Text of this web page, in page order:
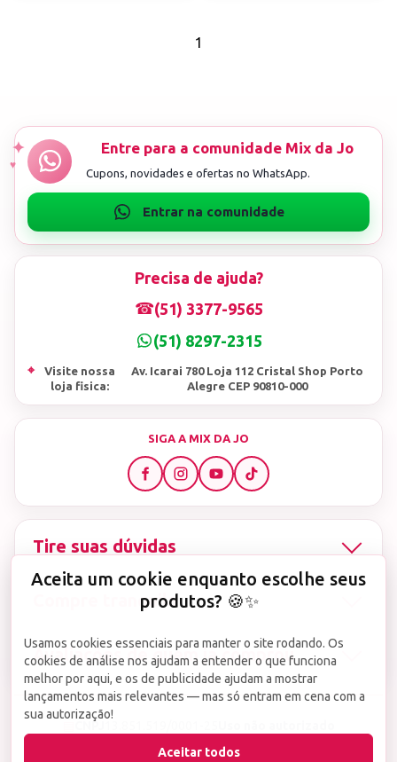
1
Precisa de ajuda?
☎(51) 3377-9565
(51) 8297-2315
⌖
Visite nossa
loja fisica:
Av. Icarai 780 Loja 112 Cristal Shop Porto
Alegre CEP 90810-000
SIGA A MIX DA JO
Tire suas dúvidas
Compre tranquila
Avaliações de quem já comprou
CNPJ
de imagens ou conteúdos deste site é proibido e
Aceita um cookie enquanto escolhe seus
produtos? 🍪✨
Usamos cookies essenciais para manter o site rodando. Os
cookies de análise nos ajudam a entender o que funciona
melhor por aqui, e os de publicidade ajudam a mostrar
lançamentos mais relevantes — mas só entram em cena com a
sua autorização!
Aceitar todos